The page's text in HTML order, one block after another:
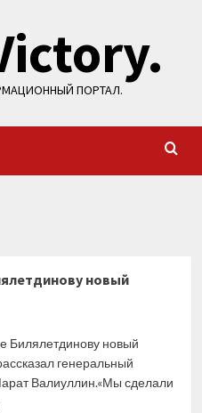
ПОРТАЛ.
новый
Билялетдинову новый
генеральный
Валиуллин.«Мы сделали